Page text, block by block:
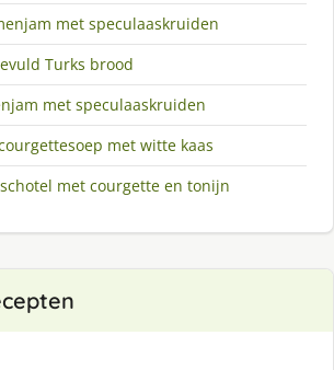
met speculaaskruiden
Turks brood
met speculaaskruiden
met witte kaas
met courgette en tonijn